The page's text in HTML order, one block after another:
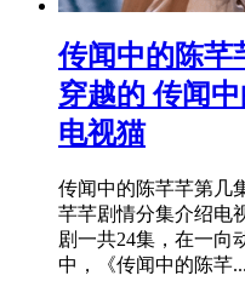
传闻中的陈芊
穿越的 传闻
电视猫
传闻中的陈芊芊第几
芊芊剧情分集介绍电
剧一共24集，在一向
中，《传闻中的陈芊...